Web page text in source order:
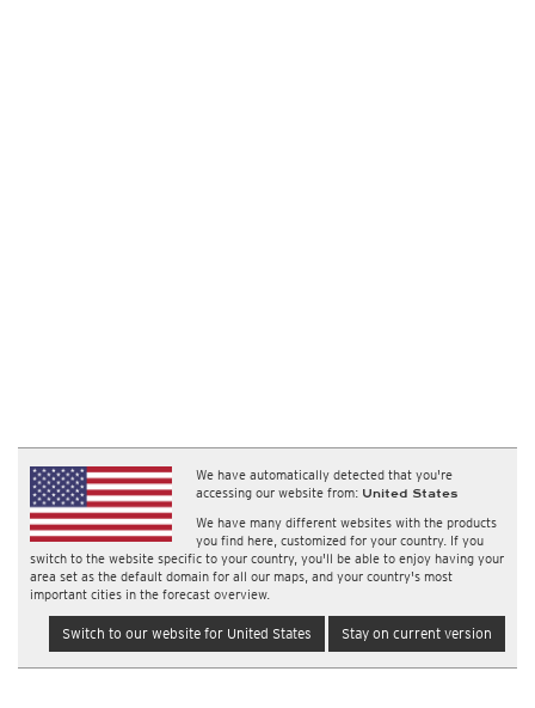
We have automatically detected that you're
accessing our website from: United States
We have many different websites with the products
you find here, customized for your country. If you
switch to the website specific to your country, you'll be able to enjoy having your
area set as the default domain for all our maps, and your country's most
important cities in the forecast overview.
Switch to our website for United States Stay on current version